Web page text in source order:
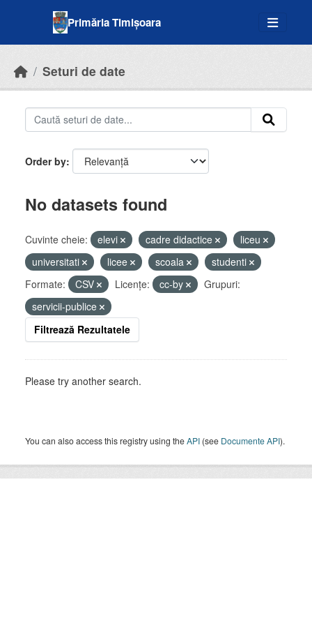
Primăria Timișoara
Seturi de date
Order by
No datasets found
Cuvinte cheie: elevi cadre didactice
liceu
universitati
licee scoala
studenti
Formate:
CSV Licenţe: cc-by
Grupuri:
servicii-publice
Filtrează Rezultatele
Please try another search.
You can also access this registry using theAPI (see Documente API).